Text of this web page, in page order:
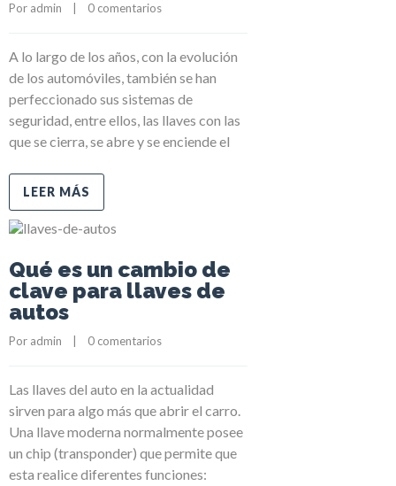
Por admin 0 comentarios
A lo largo de los años, con la evolución
de los automóviles, también se han
perfeccionado sus sistemas de
seguridad, entre ellos, las llaves con las
que se cierra, se abre y se enciende el
LEER MÁS
Qué es un cambio de
clave para llaves de
autos
Por admin 0 comentarios
Las llaves del auto en la actualidad
sirven para algo más que abrir el carro.
Una llave moderna normalmente posee
un chip (transponder) que permite que
esta realice diferentes funciones: